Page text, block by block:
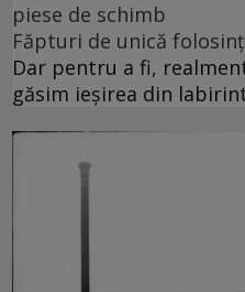
piese de schimb
Făpturi de unică
Dar pentru a fi,
găsim ieșirea din